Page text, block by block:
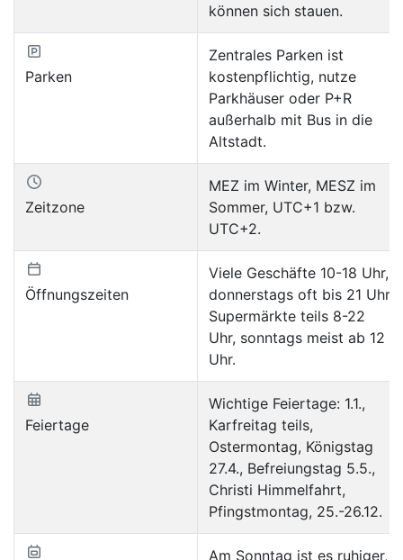
können sich stauen.
Parken
Zentrales Parken ist
kostenpflichtig, nutze
Parkhäuser oder P+R
außerhalb mit Bus in die
Altstadt.
Zeitzone
MEZ im Winter, MESZ im
Sommer, UTC+1 bzw.
UTC+2.
Öffnungszeiten
Viele Geschäfte 10-18 Uhr,
donnerstags oft bis 21 Uhr,
Supermärkte teils 8-22
Uhr, sonntags meist ab 12
Uhr.
Feiertage
Wichtige Feiertage: 1.1.,
Karfreitag teils,
Ostermontag, Königstag
27.4., Befreiungstag 5.5.,
Christi Himmelfahrt,
Pfingstmontag, 25.-26.12.
Am Sonntag ist es ruhiger,